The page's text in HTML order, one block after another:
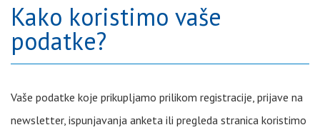
Kako koristimo vaše
podatke?
Vaše podatke koje prikupljamo prilikom registracije, prijave na
newsletter, ispunjavanja anketa ili pregleda stranica koristimo